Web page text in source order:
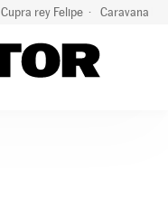
Cupra rey Felipe Caravana